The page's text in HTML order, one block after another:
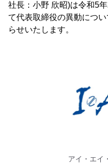
社長：小野 欣昭)は令和5
て代表取締役の異動につ
らせいたします。
アイ・エイ